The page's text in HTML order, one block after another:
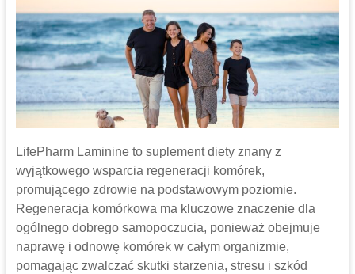
LifePharm Laminine to suplement diety znany z
wyjątkowego wsparcia regeneracji komórek,
promującego zdrowie na podstawowym poziomie.
Regeneracja komórkowa ma kluczowe znaczenie dla
ogólnego dobrego samopoczucia, ponieważ obejmuje
naprawę i odnowę komórek w całym organizmie,
pomagając zwalczać skutki starzenia, stresu i szkód